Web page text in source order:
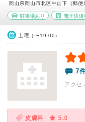
岡山県岡山市北区中山下（郵便
駐車場あり 電子決済
土曜（〜19:00）
7
アクセ
皮膚科
5.0